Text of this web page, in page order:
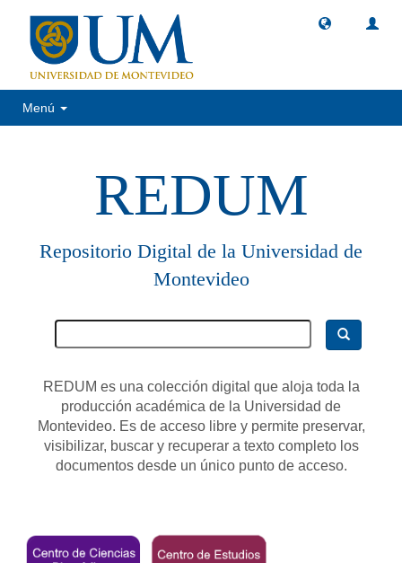
Menú
REDUM
Repositorio Digital de la Universidad de
Montevideo
REDUM es una colección digital que aloja toda la
producción académica de la Universidad de
Montevideo. Es de acceso libre y permite preservar,
visibilizar, buscar y recuperar a texto completo los
documentos desde un único punto de acceso.